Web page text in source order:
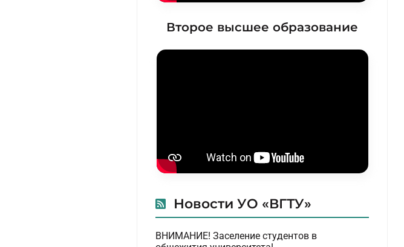
Второе высшее образование
Новости УО «ВГТУ»
ВНИМАНИЕ! Заселение студентов в